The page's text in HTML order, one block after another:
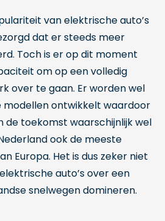
van elektrische auto’s
dat er steeds meer
Toch is er op dit moment
om op een volledig
over te gaan. Er worden wel
modellen ontwikkelt waardoor
de toekomst waarschijnlijk wel
ook de meeste
Europa. Het is dus zeker niet
auto’s over een
snelwegen domineren.